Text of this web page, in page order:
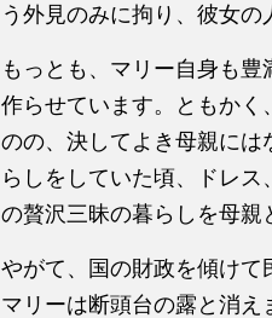
う外見のみに拘り、彼女の
もっとも、マリー自身も
作らせています。ともかく
のの、決してよき母親に
らしをしていた頃、ドレ
の贅沢三昧の暮らしを母親
やがて、国の財政を傾け
マリーは断頭台の露と消え